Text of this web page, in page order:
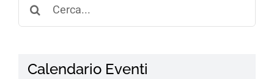
for:
Calendario Eventi